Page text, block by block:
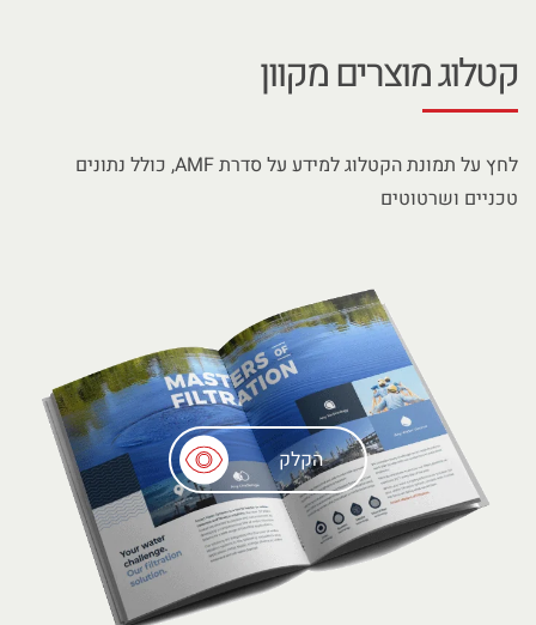
קטלוג מוצרים מקוון
לחץ על תמונת הקטלוג למידע על סדרת AMF, כולל נתונים
טכניים ושרטוטים
הקלק